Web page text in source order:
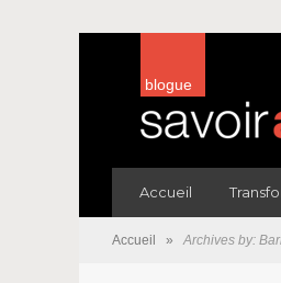
blogue
Accueil
Accueil » Archives by: